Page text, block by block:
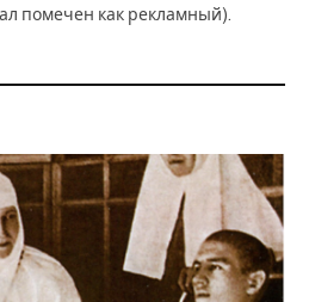
помечен как рекламный).